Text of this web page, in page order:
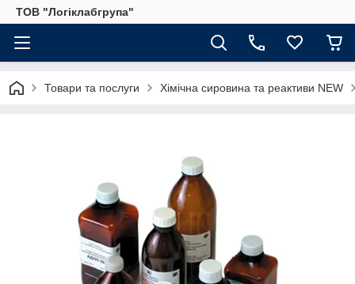
ТОВ "Логіклабгрупа"
Товари та послуги Хімічна сировина та реактиви NEW